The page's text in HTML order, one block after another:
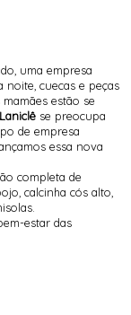
uma empresa
noite, cuecas e peças
mamães estão se
Laniclê se preocupa
de empresa
essa nova
completa de
calcinha cós alto,
estar das